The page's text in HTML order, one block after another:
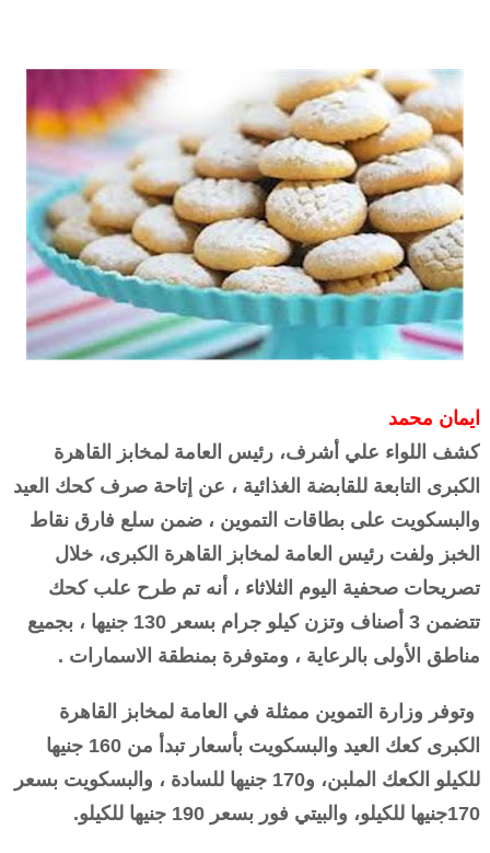
ايمان محمد
كشف اللواء علي أشرف، رئيس العامة لمخابز القاهرة
الكبرى التابعة للقابضة الغذائية ، عن إتاحة صرف كحك العيد
والبسكويت على بطاقات التموين ، ضمن سلع فارق نقاط
الخبز ولفت رئيس العامة لمخابز القاهرة الكبرى، خلال
تصريحات صحفية اليوم الثلاثاء ، أنه تم طرح علب كحك
تتضمن 3 أصناف وتزن كيلو جرام بسعر 130 جنيها ، بجميع
مناطق الأولى بالرعاية ، ومتوفرة بمنطقة الاسمارات .
وتوفر وزارة التموين ممثلة في العامة لمخابز القاهرة
الكبرى كعك العيد والبسكويت بأسعار تبدأ من 160 جنيها
للكيلو الكعك الملبن، و170 جنيها للسادة ، والبسكويت بسعر
170جنيها للكيلو، والبيتي فور بسعر 190 جنيها للكيلو.